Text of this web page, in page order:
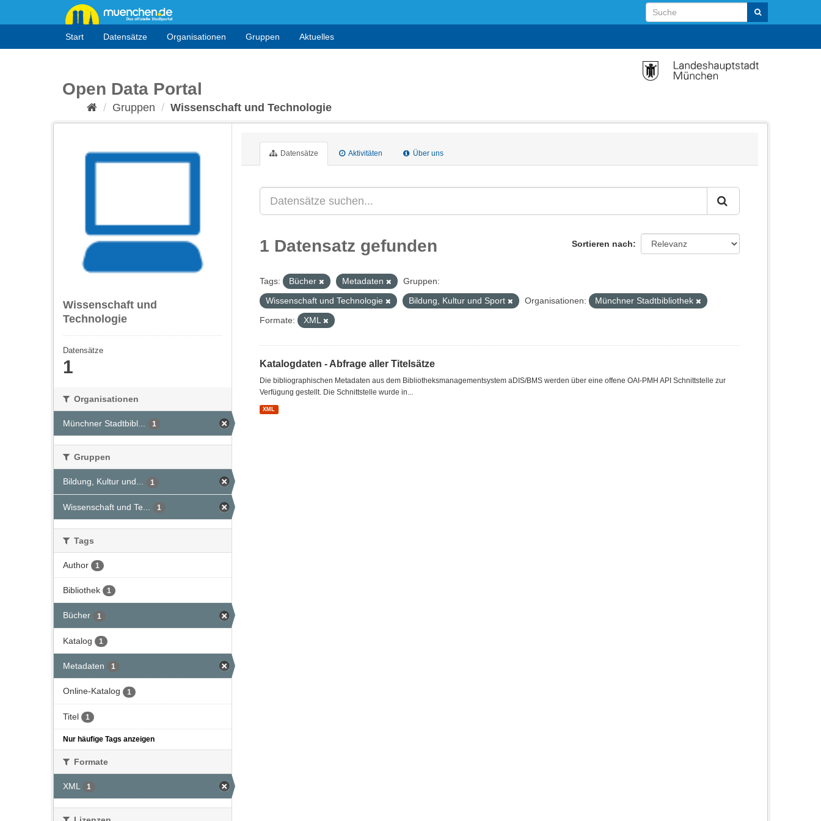
Start Datensätze Organisationen Gruppen Aktuelles
Open Data Portal
Gruppen Wissenschaft und Technologie
Wissenschaft und
Technologie
Datensätze
1
Organisationen
Münchner Stadtbibl... 1
Gruppen
Bildung, Kultur und... 1
Wissenschaft und Te... 1
Tags
Author 1
Bibliothek 1
Bücher 1
Katalog 1
Metadaten 1
Online-Katalog 1
Titel 1
Nur häufige Tags anzeigen
Formate
XML 1
Datensätze Aktivitäten Über uns
Sortieren nach
1 Datensatz gefunden
Tags: Bücher Metadaten
Gruppen:
Wissenschaft und Technologie
Bildung, Kultur und Sport Organisationen:
Münchner Stadtbibliothek
Formate:
XML
Katalogdaten - Abfrage aller Titelsätze
Die bibliographischen Metadaten aus dem Bibliotheksmanagementsystem aDIS/BMS werden über eine offene OAI-PMH API Schnittstelle zur
Verfügung gestellt. Die Schnittstelle wurde in...
XML